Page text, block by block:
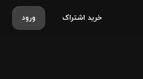
ورود خرید اشتراک